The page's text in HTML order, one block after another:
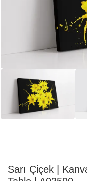
Sarı Çiçek |